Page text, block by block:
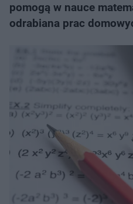
pomogą w nauce
odrabiana prac